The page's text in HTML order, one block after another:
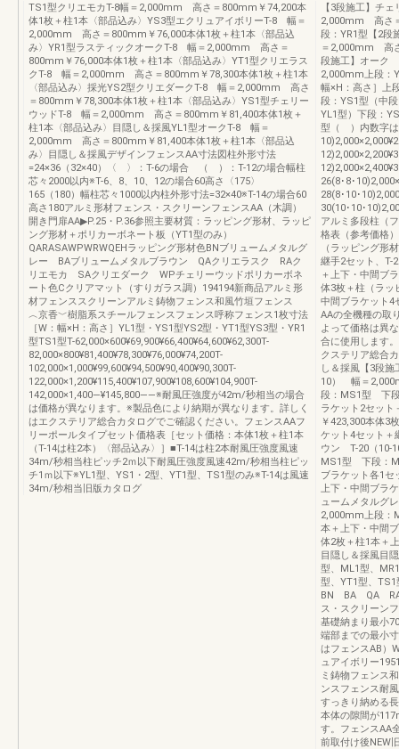
TS1型クリエモカT-8幅＝2,000mm 高さ＝800mm￥74,200本
体1枚＋柱1本〈部品込み〉YS3型エクリュアイボリーT-8 幅＝
2,000mm 高さ＝800mm￥76,000本体1枚＋柱1本〈部品込
み〉YR1型ラスティックオークT-8 幅＝2,000mm 高さ＝
800mm￥76,000本体1枚＋柱1本〈部品込み〉YT1型クリエラス
クT-8 幅＝2,000mm 高さ＝800mm￥78,300本体1枚＋柱1本
〈部品込み〉採光YS2型クリエダークT-8 幅＝2,000mm 高さ
＝800mm￥78,300本体1枚＋柱1本〈部品込み〉YS1型チェリー
ウッドT-8 幅＝2,000mm 高さ＝800mm￥81,400本体1枚＋
柱1本〈部品込み〉目隠し＆採風YL1型オークT-8 幅＝
2,000mm 高さ＝800mm￥81,400本体1枚＋柱1本〈部品込
み〉目隠し＆採風デザインフェンスAA寸法図柱外形寸法
=24×36（32×40）〈 〉：T-6の場合 （ ）：T-12の場合幅柱
芯々2000以内※T-6、8、10、12の場合60高さ〈175〉
165（180）幅柱芯々1000以内柱外形寸法=32×40※T-14の場合60
高さ180アルミ形材フェンス・スクリーンフェンスAA（木調）
開き門扉AA▶P.25・P.36参照主要材質：ラッピング形材、ラッピ
ング形材＋ポリカーボネート板（YT1型のみ）
QARASAWPWRWQEHラッピング形材色BNブリュームメタルグ
レー BAブリュームメタルブラウン QAクリエラスク RAク
リエモカ SAクリエダーク WPチェリーウッドポリカーボネ
ート色Cクリアマット（すりガラス調）194194新商品アルミ形
材フェンススクリーンアルミ鋳物フェンス和風竹垣フェンス
︿京香﹀樹脂系スチールフェンスフェンス呼称フェンス1枚寸法
［W：幅×H：高さ］YL1型・YS1型YS2型・YT1型YS3型・YR1
型TS1型T-62,000×600¥69,900¥66,400¥64,600¥62,300T-
82,000×800¥81,400¥78,300¥76,000¥74,200T-
102,000×1,000¥99,600¥94,500¥90,400¥90,300T-
122,000×1,200¥115,400¥107,900¥108,600¥104,900T-
142,000×1,400―¥145,800――※耐風圧強度が42m/秒相当の場合
は価格が異なります。※製品色により納期が異なります。詳しく
はエクステリア総合カタログでご確認ください。フェンスAAフ
リーポールタイプセット価格表［セット価格：本体1枚＋柱1本
（T-14は柱2本）〈部品込み〉］■T-14は柱2本耐風圧強度風速
34m/秒相当柱ピッチ2ｍ以下耐風圧強度風速42m/秒相当柱ピッ
チ1ｍ以下※YL1型、YS1・2型、YT1型、TS1型のみ※T-14は風速
34m/秒相当旧版カタログ
【3段施工】チ
2,000mm 高さ
段：YR1型【2
＝2,000mm 高
段施工】オーク
2,000mm上段：
幅×H：高さ］上
段：YS1型（中
YL1型）下段：
型（ ）内数字は
26(8･8･
28(8･10･
30(10･10･
アルミ多段柱（
格表（参考価格
（ラッピング形
継手2セット、T-
＋上下・中間ブ
体3枚＋柱（ラッ
中間ブラケット4
AAの全機種の取
よって価格は異
合に使用します
クステリア総合
し＆採風【3段
10） 幅＝
段：MS1型 下段
ラケット2セット
￥423,300本体3
ケット4セット＋
ウン T-20（10-
MS1型 下段：
ブラケット各1セ
上下・中間ブラ
ュームメタル
2,000mm上段：
本＋上下・中間
体2枚＋柱1本＋
目隠し＆採風目
型、ML1型、
型、YT1型、
BN BA QA
ス・スクリーン
基礎納まり最小
端部までの最小
はフェンスAB）
ュアイボリー
ミ鋳物フェンス
ンスフェンス耐
すっきり納める
本体の隙間が
す。フェンスAA
前取付け後NEW